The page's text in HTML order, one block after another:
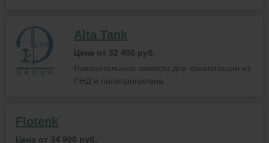
Alta Tank
Цена от 32 400 руб.
Накопительные емкости для канализации из
ПНД и полипропилена.
Flotenk
Цена от 34 900 руб.